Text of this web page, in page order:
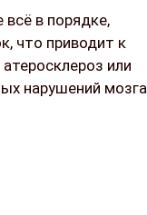
в порядке,
что приводит к
или
нарушений мозга